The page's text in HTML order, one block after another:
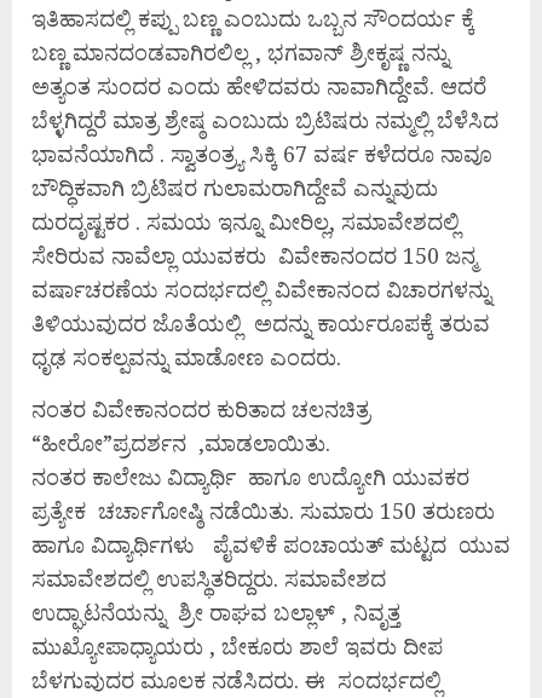
ಇತಿಹಾಸದಲ್ಲಿ ಕಪ್ಪು ಬಣ್ಣ ಎಂಬುದು ಒಬ್ಬನ ಸೌಂದರ್ಯ ಕ್ಕೆ
ಬಣ್ಣ ಮಾನದಂಡವಾಗಿರಲಿಲ್ಲ , ಭಗವಾನ್ ಶ್ರೀಕೃಷ್ಣ ನನ್ನು
ಅತ್ಯಂತ ಸುಂದರ ಎಂದು ಹೇಳಿದವರು ನಾವಾಗಿದ್ದೇವೆ. ಆದರೆ
ಬೆಳ್ಳಗಿದ್ದರೆ ಮಾತ್ರ ಶ್ರೇಷ್ಠ ಎಂಬುದು ಬ್ರಿಟಿಷರು ನಮ್ಮಲ್ಲಿ ಬೆಳೆಸಿದ
ಭಾವನೆಯಾಗಿದೆ . ಸ್ವಾತಂತ್ರ್ಯ ಸಿಕ್ಕಿ 67 ವರ್ಷ ಕಳೆದರೂ ನಾವೂ
ಬೌದ್ಧಿಕವಾಗಿ ಬ್ರಿಟಿಷರ ಗುಲಾಮರಾಗಿದ್ದೇವೆ ಎನ್ನುವುದು
ದುರದೃಷ್ಟಕರ . ಸಮಯ ಇನ್ನೂ ಮೀರಿಲ್ಲ, ಸಮಾವೇಶದಲ್ಲಿ
ಸೇರಿರುವ ನಾವೆಲ್ಲಾ ಯುವಕರು ವಿವೇಕಾನಂದರ 150 ಜನ್ಮ
ವರ್ಷಾಚರಣೆಯ ಸಂದರ್ಭದಲ್ಲಿ ವಿವೇಕಾನಂದ ವಿಚಾರಗಳನ್ನು
ತಿಳಿಯುವುದರ ಜೊತೆಯಲ್ಲಿ ಅದನ್ನು ಕಾರ್ಯರೂಪಕ್ಕೆ ತರುವ
ಧೃಢ ಸಂಕಲ್ಪವನ್ನು ಮಾಡೋಣ ಎಂದರು.
ನಂತರ ವಿವೇಕಾನಂದರ ಕುರಿತಾದ ಚಲನಚಿತ್ರ
“ಹೀರೋ”ಪ್ರದರ್ಶನ ,ಮಾಡಲಾಯಿತು.
ನಂತರ ಕಾಲೇಜು ವಿದ್ಯಾರ್ಥಿ ಹಾಗೂ ಉದ್ಯೋಗಿ ಯುವಕರ
ಪ್ರತ್ಯೇಕ ಚರ್ಚಾಗೋಷ್ಠಿ ನಡೆಯಿತು. ಸುಮಾರು 150 ತರುಣರು
ಹಾಗೂ ವಿದ್ಯಾರ್ಥಿಗಳು ಪೈವಳಿಕೆ ಪಂಚಾಯತ್ ಮಟ್ಟದ ಯುವ
ಸಮಾವೇಶದಲ್ಲಿ ಉಪಸ್ಥಿತರಿದ್ದರು. ಸಮಾವೇಶದ
ಉದ್ಘಾಟನೆಯನ್ನು ಶ್ರೀ ರಾಘವ ಬಲ್ಲಾಳ್ , ನಿವೃತ್ತ
ಮುಖ್ಯೋಪಾಧ್ಯಾಯರು , ಬೇಕೂರು ಶಾಲೆ ಇವರು ದೀಪ
ಬೆಳಗುವುದರ ಮೂಲಕ ನಡೆಸಿದರು. ಈ ಸಂದರ್ಭದಲ್ಲಿ